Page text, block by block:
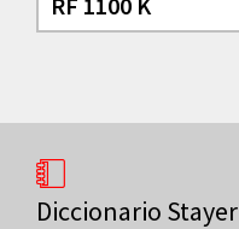
Diccionario Stayer